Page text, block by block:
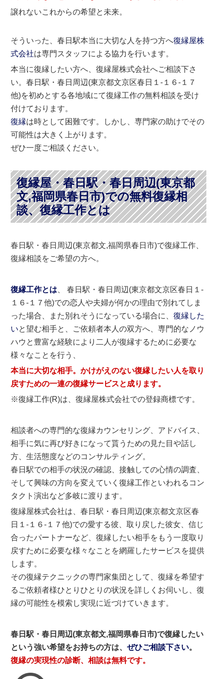
譲れないこれからの希望と未来。
そういった、春日駅本当に大切な人を持つ方へ復縁屋株
式会社は専門スタッフによる協力を行います。
本当に復縁したい方へ、復縁屋株式会社へご相談下さ
い。春日駅・春日周辺(東京都文京区春日１-１６-１７
他)を初めとする各地域にて復縁工作の無料相談を受け
付けております。
復縁は時として困難です。しかし、専門家の助けでその
可能性は大きく上がります。
ぜひ一度ご相談ください。
復縁屋・春日駅・春日周辺(東京都
文,福岡県春日市)での無料復縁相
談、復縁工作とは
春日駅・春日周辺(東京都文,福岡県春日市)で復縁工作、
復縁相談をご希望の方へ。
復縁工作とは 、 春日駅・春日周辺(東京都文京区春日１-
１６-１７他)での恋人や夫婦が何かの理由で別れてしま
った場合、また別れそうになっている場合に、復縁した
いと望む相手と、ご依頼者本人の双方へ、専門的なノウ
ハウと豊富な経験により二人が復縁するために必要な
様々なことを行う、
本当に大切な相手。かけがえのない復縁したい人を取り
戻すための一連の復縁サービスと成ります。
※復縁工作(R)は、復縁屋株式会社での登録商標です。
相談者への専門的な復縁カウンセリング、アドバイス、
相手に気に再び好きになって貰うための見た目や話し
方、生活態度などのコンサルティング。
春日駅での相手の状況の確認、接触しての心情の調査、
そして興味の方向を変えていく復縁工作といわれるコン
タクト演出など多岐に渡ります。
復縁屋株式会社は、春日駅・春日周辺(東京都文京区春
日１-１６-１７他)での愛する彼、取り戻した彼女、信じ
合ったパートナーなど、復縁したい相手をもう一度取り
戻すために必要な様々なことを網羅したサービスを提供
します。
その復縁テクニックの専門家集団として、復縁を希望す
るご依頼者様ひとりひとりの状況を詳しくお伺いし、復
縁の可能性を模索し実現に近づけていきます。
春日駅・春日周辺(東京都文,福岡県春日市)で復縁したい
という強い希望をお持ちの方は、ぜひご相談下さい。
復縁の実現性の診断、相談は無料です。